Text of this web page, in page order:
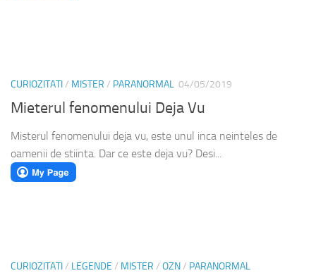
CURIOZITATI/ MISTER / PARANORMAL 04/05/2019
Mieterul fenomenului Deja Vu
Misterul fenomenului deja vu, este unul inca neinteles de
oamenii de stiinta. Dar ce este deja vu? Desi...
CURIOZITATI/ LEGENDE / MISTER / OZN/ PARANORMAL